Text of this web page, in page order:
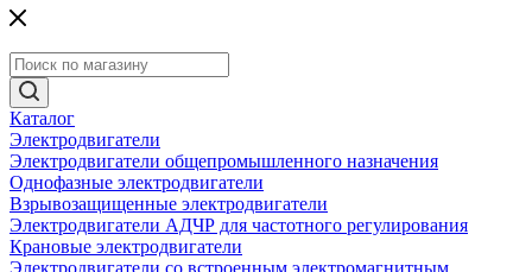
Каталог
Электродвигатели
Электродвигатели общепромышленного назначения
Однофазные электродвигатели
Взрывозащищенные электродвигатели
Электродвигатели АДЧР для частотного регулирования
Крановые электродвигатели
Электродвигатели со встроенным электромагнитным